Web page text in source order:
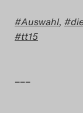
Auswahl,
tt15
–––